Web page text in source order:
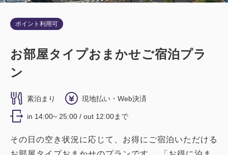
ポイント利用可
お部屋タイプおまかせご宿泊プラ
ン
素泊まり 現地払い・Web決済
in 14:00~ 25:00 / out 12:00まで
その日の空き状況に応じて、お得にご宿泊いただける